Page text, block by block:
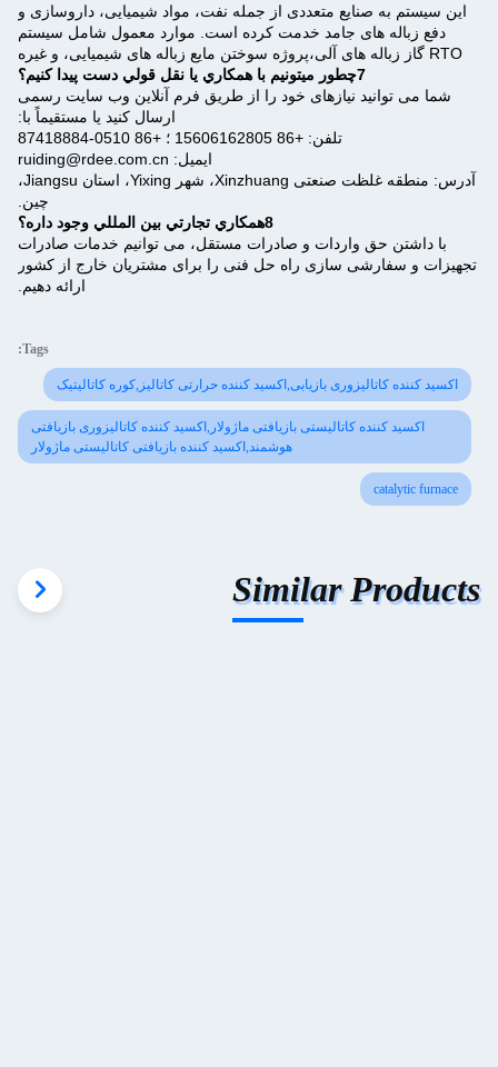
این سیستم به صنایع متعددی از جمله نفت، مواد شیمیایی، داروسازی و
دفع زباله های جامد خدمت کرده است. موارد معمول شامل سیستم
RTO گاز زباله های آلی،پروژه سوختن مایع زباله های شیمیایی، و غیره
7چطور ميتونيم با همکاري يا نقل قولي دست پيدا کنيم؟
شما می توانید نیازهای خود را از طریق فرم آنلاین وب سایت رسمی
ارسال کنید یا مستقیماً با:
تلفن: +86 15606162805 ؛ +86 0510-87418884
ایمیل: ruiding@rdee.com.cn
آدرس: منطقه غلظت صنعتی Xinzhuang، شهر Yixing، استان Jiangsu،
چین.
8همکاري تجارتي بين المللي وجود داره؟
با داشتن حق واردات و صادرات مستقل، می توانیم خدمات صادرات
تجهیزات و سفارشی سازی راه حل فنی را برای مشتریان خارج از کشور
ارائه دهیم.
Tags:
اکسید کننده کاتالیزوری بازیابی,اکسید کننده حرارتی کاتالیز,کوره کاتالیتیک
اکسید کننده کاتالیستی بازیافتی ماژولار,اکسید کننده کاتالیزوری بازیافتی
هوشمند,اکسید کننده بازیافتی کاتالیستی ماژولار
catalytic furnace
Similar Products